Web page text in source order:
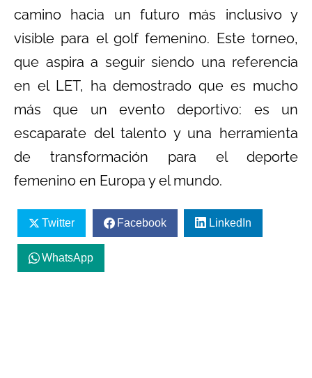
camino hacia un futuro más inclusivo y
visible para el golf femenino. Este torneo,
que aspira a seguir siendo una referencia
en el LET, ha demostrado que es mucho
más que un evento deportivo: es un
escaparate del talento y una herramienta
de transformación para el deporte
femenino en Europa y el mundo.
Twitter Facebook LinkedIn
WhatsApp